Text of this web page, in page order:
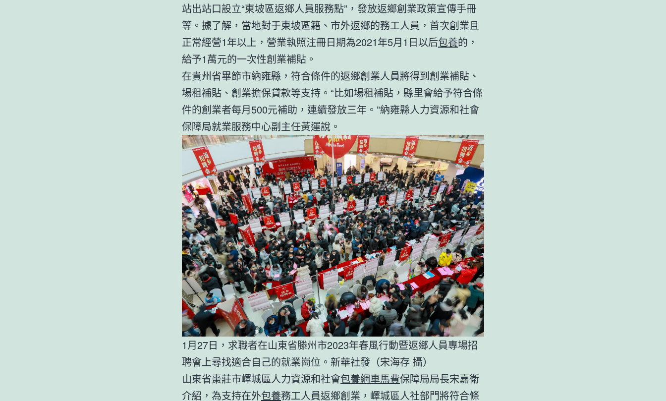
站出站口設立“東坡區返鄉人員服務點”，發放返鄉創業政策宣傳手冊
等。據了解，當地對于東坡區籍、市外返鄉的務工人員，首次創業且
正常經營1年以上，營業執照注冊日期為2021年5月1日以后包養的，
給予1萬元的一次性創業補貼。
在貴州省畢節市納雍縣，符合條件的返鄉創業人員將得到創業補貼、
場租補貼、創業擔保貸款等支持。“比如場租補貼，縣里會給予符合條
件的創業者每月500元補助，連續發放三年。”納雍縣人力資源和社會
保障局就業服務中心副主任黃運說。
1月27日，求職者在山東省滕州市2023年春風行動暨返鄉人員專場招
聘會上尋找適合自己的就業崗位。新華社發（宋海存 攝）
山東省棗莊市嶧城區人力資源和社會包養網車馬費保障局局長宋嘉衛
介紹，為支持在外包養務工人員返鄉創業，嶧城區人社部門將符合條